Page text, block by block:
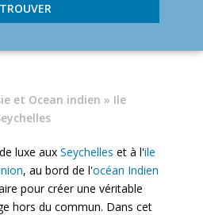
TROUVER
et Ocean indien » Ile
luxe aux Seychelles et à l'ile
, au bord de l'océan Indien
pour créer une véritable
hors du commun. Dans cet